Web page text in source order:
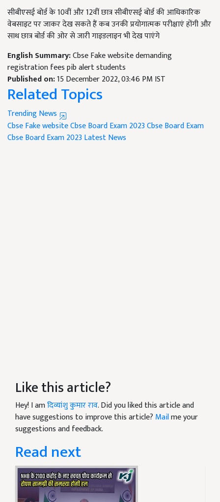
सीबीएसई बोर्ड के 10वीं और12वीं छात्र सीबीएसई बोर्ड की आधिकारिक
वेबसाइट पर जाकर देख सकते हैं कब उनकी प्रयोगात्मक परीक्षाएं होंगी और
साथ छात्र बोर्ड की ओर से जारी गाइडलाइन भी देख पाएंगे
English Summary:Cbse Fake website demanding
registration fees pib alert students
Published on:15 December 2022, 03:46 PM IST
Related Topics
Trending News
Cbse Fake websiteCbse Board Exam 2023Cbse Board Exam
Cbse Board Exam 2023 Latest News
Like this article?
Hey! I amदिव्यांशु कुमार राव. Did you liked this article and
have suggestions to improve this article? Mailme your
suggestions and feedback.
Read next